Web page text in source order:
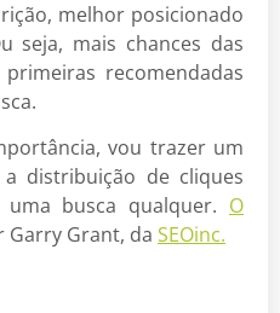
melhor posicionado
seja, mais chances das
recomendadas
vou trazer um
distribuição de cliques
busca qualquer. O
Garry Grant, da SEOinc.